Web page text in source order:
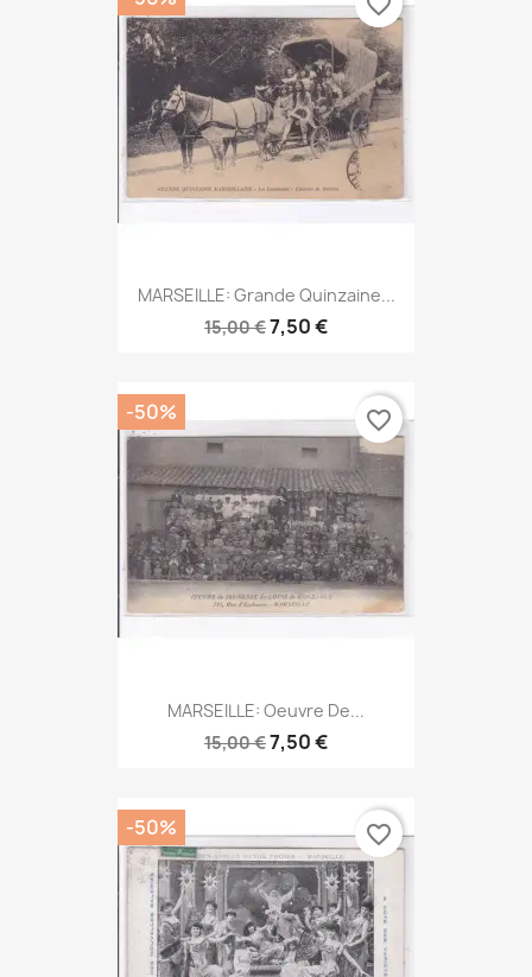
MARSEILLE: Grande Quinzaine...
15,00 €7,50 €
MARSEILLE: Oeuvre De...
15,00 €7,50 €
-50% favorite_border
-50% favorite_border